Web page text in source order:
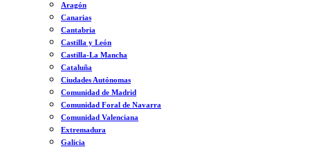
Aragón
Canarias
Cantabria
Castilla y León
Castilla-La Mancha
Cataluña
Ciudades Autónomas
Comunidad de Madrid
Comunidad Foral de Navarra
Comunidad Valenciana
Extremadura
Galicia